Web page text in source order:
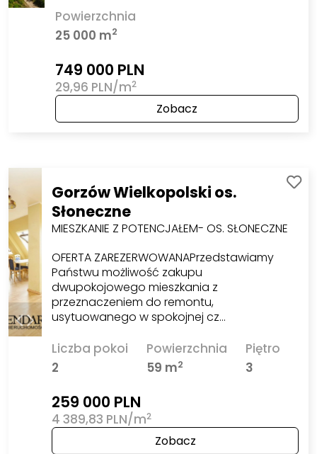
Powierzchnia
25 000 m2
749 000 PLN
29,96 PLN/m2
Zobacz
Gorzów Wielkopolski os.
Słoneczne
MIESZKANIE Z POTENCJAŁEM- OS. SŁONECZNE
OFERTA ZAREZERWOWANAPrzedstawiamy
Państwu możliwość zakupu
dwupokojowego mieszkania z
przeznaczeniem do remontu,
usytuowanego w spokojnej cz…
Liczba pokoi
2
Powierzchnia
59 m2
Piętro
3
259 000 PLN
4 389,83 PLN/m2
Zobacz